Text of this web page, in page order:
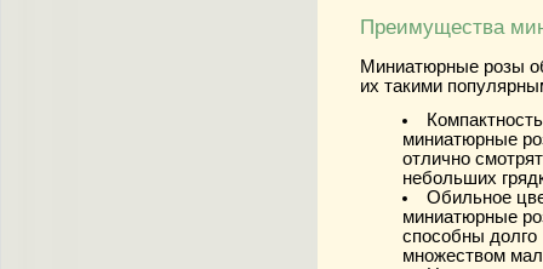
Преимущества
Миниатюрные розы
их такими
миниатюрные
отлично
небольших
Обильное
миниатюрные
способны долго
множеством